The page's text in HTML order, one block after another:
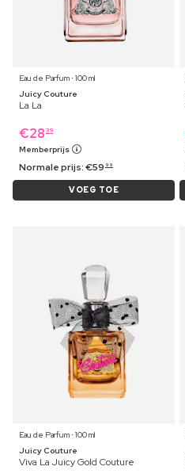
Eau de Parfum ⋅ 100 ml
Juicy Couture
La La
€28 39
Memberprijs
Normale prijs:€59 99
VOEG TOE
Eau de Parfum ⋅ 100 ml
Juicy Couture
Viva La Juicy Gold Couture